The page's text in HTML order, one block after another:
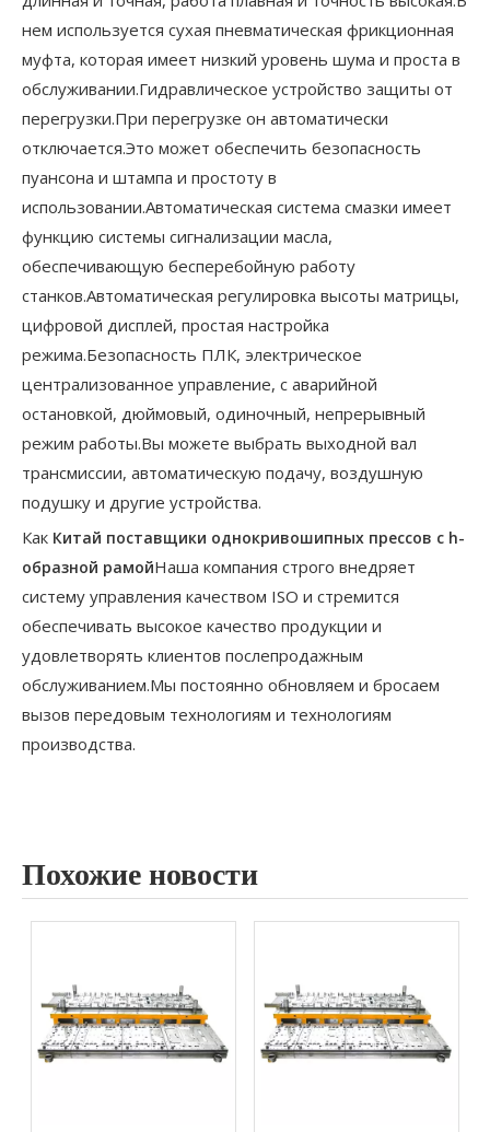
нем используется сухая пневматическая фрикционная
муфта, которая имеет низкий уровень шума и проста в
обслуживании.Гидравлическое устройство защиты от
перегрузки.При перегрузке он автоматически
отключается.Это может обеспечить безопасность
пуансона и штампа и простоту в
использовании.Автоматическая система смазки имеет
функцию системы сигнализации масла,
обеспечивающую бесперебойную работу
станков.Автоматическая регулировка высоты матрицы,
цифровой дисплей, простая настройка
режима.Безопасность ПЛК, электрическое
централизованное управление, с аварийной
остановкой, дюймовый, одиночный, непрерывный
режим работы.Вы можете выбрать выходной вал
трансмиссии, автоматическую подачу, воздушную
подушку и другие устройства.
Как Китай поставщики однокривошипных прессов с h-
образной рамойНаша компания строго внедряет
систему управления качеством ISO и стремится
обеспечивать высокое качество продукции и
удовлетворять клиентов послепродажным
обслуживанием.Мы постоянно обновляем и бросаем
вызов передовым технологиям и технологиям
производства.
Похожие новости